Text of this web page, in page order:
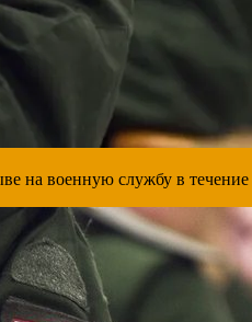
на военную службу в течение